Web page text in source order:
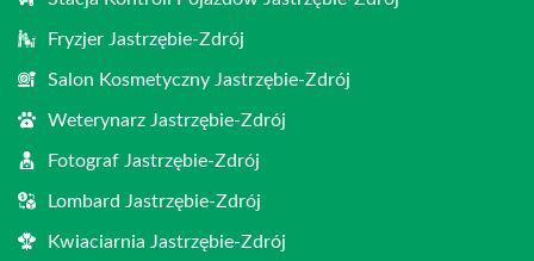
Fryzjer Jastrzębie-Zdrój
Salon Kosmetyczny Jastrzębie-Zdrój
Weterynarz Jastrzębie-Zdrój
Fotograf Jastrzębie-Zdrój
Lombard Jastrzębie-Zdrój
Kwiaciarnia Jastrzębie-Zdrój